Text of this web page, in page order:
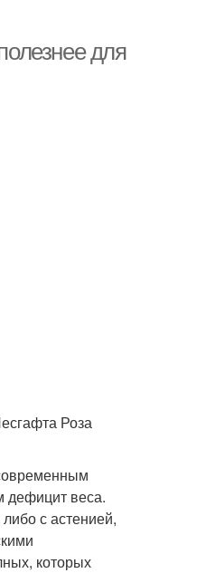
для
Роза
дефицит веса.
с астенией,
которых